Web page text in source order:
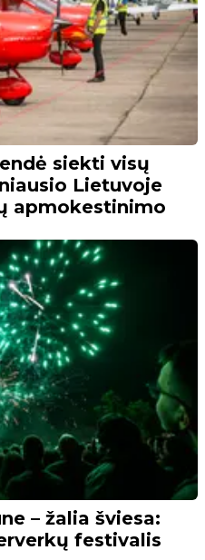
siekti visų
Lietuvoje
apmokestinimo
– žalia šviesa:
festivalis